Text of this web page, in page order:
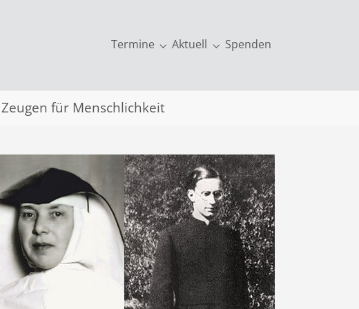
"Publikationen & mehr"
Termine Submenu for "Termine"
Aktuell Submenu for "Aktuell"
Spenden
für Menschlichkeit